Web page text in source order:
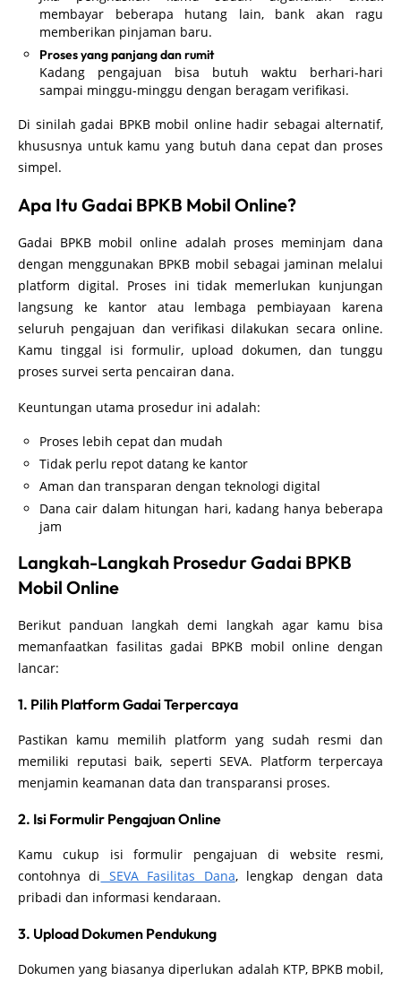
membayar beberapa hutang lain, bank akan ragu
memberikan pinjaman baru.
Proses yang panjang dan rumit
Kadang pengajuan bisa butuh waktu berhari-hari
sampai minggu-minggu dengan beragam verifikasi.
Di sinilah gadai BPKB mobil online hadir sebagai alternatif,
khususnya untuk kamu yang butuh dana cepat dan proses
simpel.
Apa Itu Gadai BPKB Mobil Online?
Gadai BPKB mobil online adalah proses meminjam dana
dengan menggunakan BPKB mobil sebagai jaminan melalui
platform digital. Proses ini tidak memerlukan kunjungan
langsung ke kantor atau lembaga pembiayaan karena
seluruh pengajuan dan verifikasi dilakukan secara online.
Kamu tinggal isi formulir, upload dokumen, dan tunggu
proses survei serta pencairan dana.
Keuntungan utama prosedur ini adalah:
Proses lebih cepat dan mudah
Tidak perlu repot datang ke kantor
Aman dan transparan dengan teknologi digital
Dana cair dalam hitungan hari, kadang hanya beberapa
jam
Langkah-Langkah Prosedur Gadai BPKB
Mobil Online
Berikut panduan langkah demi langkah agar kamu bisa
memanfaatkan fasilitas gadai BPKB mobil online dengan
lancar:
1. Pilih Platform Gadai Terpercaya
Pastikan kamu memilih platform yang sudah resmi dan
memiliki reputasi baik, seperti SEVA. Platform terpercaya
menjamin keamanan data dan transparansi proses.
2. Isi Formulir Pengajuan Online
Kamu cukup isi formulir pengajuan di website resmi,
contohnya di SEVA Fasilitas Dana, lengkap dengan data
pribadi dan informasi kendaraan.
3. Upload Dokumen Pendukung
Dokumen yang biasanya diperlukan adalah KTP, BPKB mobil,